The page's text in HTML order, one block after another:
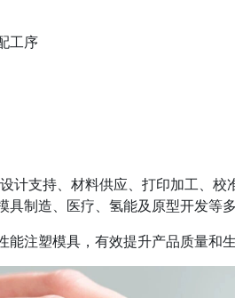
工序
计支持、材料供应、打印加工、校
制造、医疗、氢能及原型开发等多
注塑模具，有效提升产品质量和生